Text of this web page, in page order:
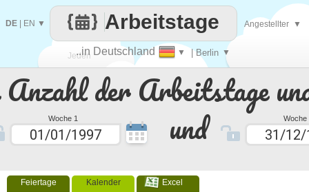
Anzahl der Arbeitstage
Woche 1 und Woche
Feiertage Kalender Excel
Jeden
Tag
..in Deutschland ▼ | Berlin ▼
Arbeitstage
DE EN ▼ Angestellter ▼